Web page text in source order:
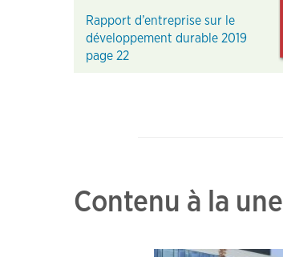
Rapport d’entreprise sur le
développement durable 2019
page 22
Contenu à la une